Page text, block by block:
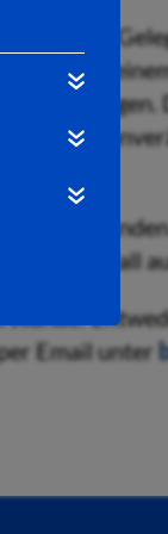
die
Sie in
Sie
auch
im Einzelfall
Email unter